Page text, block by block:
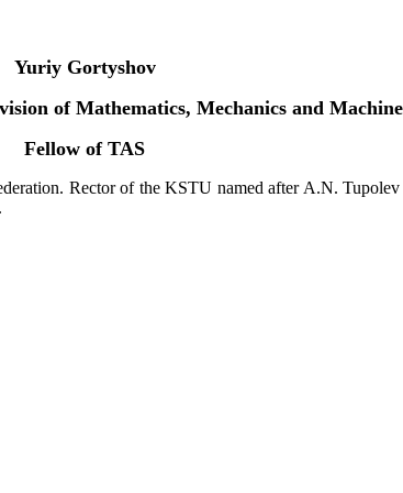
Yuriy Gortyshov
of Mathematics, Mechanics and
Fellow of TAS
Rector of the KSTU named after A.N.